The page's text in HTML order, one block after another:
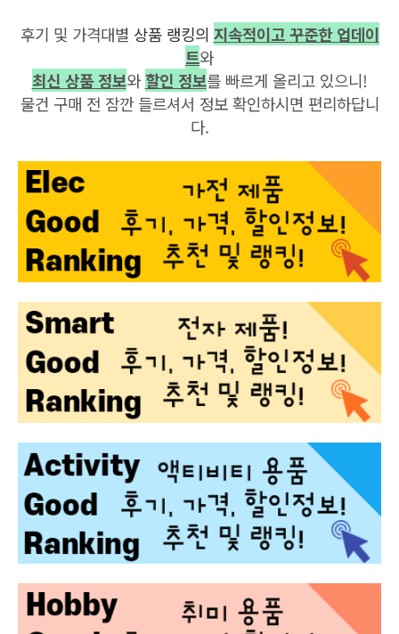
후기 및 가격대별 상품 랭킹의 지속적이고꾸준한 업데이
트와
최신 상품 정보와할인 정보를 빠르게 올리고 있으니!
물건 구매 전 잠깐 들르셔서 정보 확인하시면 편리하답니
다.